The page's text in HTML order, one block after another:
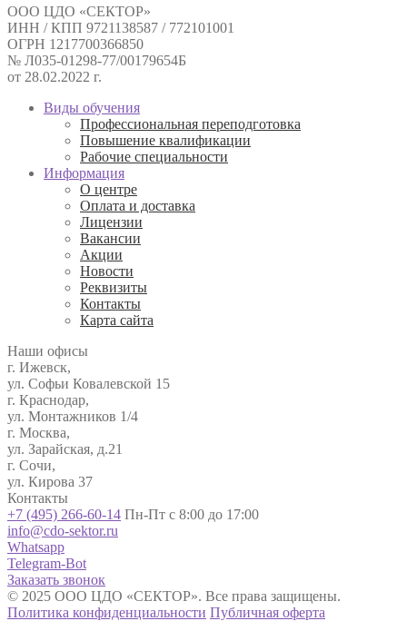
ООО ЦДО «СЕКТОР»
ИНН / КПП 9721138587 / 772101001
ОГРН 1217700366850
№ Л035-01298-77/00179654Б
от 28.02.2022 г.
Виды обучения
Профессиональная переподготовка
Повышение квалификации
Рабочие специальности
Информация
О центре
Оплата и доставка
Лицензии
Вакансии
Акции
Новости
Реквизиты
Контакты
Карта сайта
Наши офисы
г. Ижевск,
ул. Софьи Ковалевской 15
г. Краснодар,
ул. Монтажников 1/4
г. Москва,
ул. Зарайская, д.21
г. Сочи,
ул. Кирова 37
Контакты
+7 (495) 266-60-14 Пн-Пт с 8:00 до 17:00
info@cdo-sektor.ru
Whatsapp
Telegram-Bot
Заказать звонок
© 2025 ООО ЦДО «СЕКТОР». Все права защищены.
Политика конфиденциальности Публичная оферта